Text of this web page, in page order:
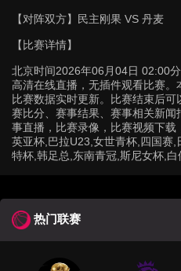
【对阵双方】 民主刚果 VS 丹麦
【比赛详情】
北京时间2026年06月04日 02:00
高清在线直播，无插件观看比赛。
比赛数据实时更新。比赛结束后
赛比分、赛事结果、赛事相关新
事直播，比赛录像，比赛视频下
英亚杯,巴拉U23,女世青杯,四国赛
特杯,韩足总,东南青冠,斯尼女杯,白
热门联赛